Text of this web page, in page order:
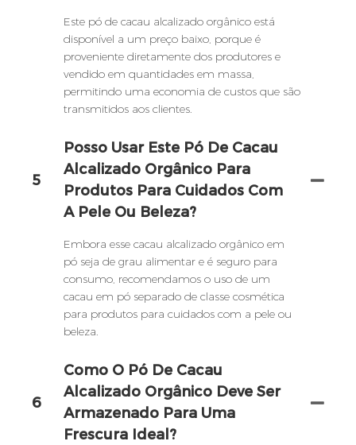
Este pó de cacau alcalizado orgânico está
disponível a um preço baixo, porque é
proveniente diretamente dos produtores e
vendido em quantidades em massa,
permitindo uma economia de custos que são
transmitidos aos clientes.
5
Posso Usar Este Pó De Cacau
Alcalizado Orgânico Para
Produtos Para Cuidados Com
A Pele Ou Beleza?
Embora esse cacau alcalizado orgânico em
pó seja de grau alimentar e é seguro para
consumo, recomendamos o uso de um
cacau em pó separado de classe cosmética
para produtos para cuidados com a pele ou
beleza.
6
Como O Pó De Cacau
Alcalizado Orgânico Deve Ser
Armazenado Para Uma
Frescura Ideal?